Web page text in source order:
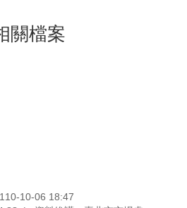
關檔案
10-06 18:47